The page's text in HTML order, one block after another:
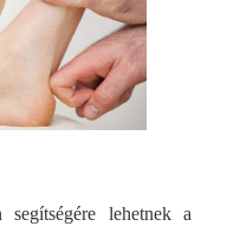
segítségére lehetnek a